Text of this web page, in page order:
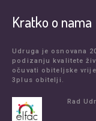
Kratko o nama
Udruga je osnovana
podizanju kvalitete
očuvati obiteljske
3plus obitelji.
Rad